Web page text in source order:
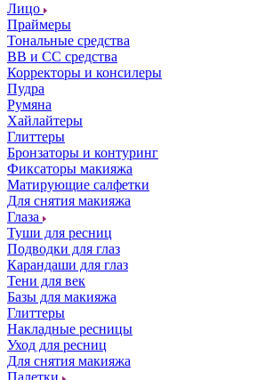
Лицо
Праймеры
Тональные средства
ВВ и СС средства
Корректоры и консилеры
Пудра
Румяна
Хайлайтеры
Глиттеры
Бронзаторы и контуринг
Фиксаторы макияжа
Матирующие салфетки
Для снятия макияжа
Глаза
Туши для ресниц
Подводки для глаз
Карандаши для глаз
Тени для век
Базы для макияжа
Глиттеры
Накладные ресницы
Уход для ресниц
Для снятия макияжа